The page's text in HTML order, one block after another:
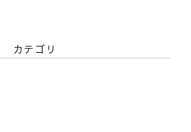
カテゴリ